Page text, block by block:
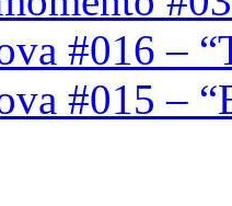
#016 –
#015 –